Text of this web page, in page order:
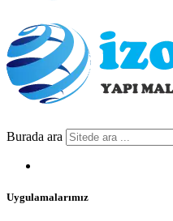
Burada ara
Uygulamalarımız